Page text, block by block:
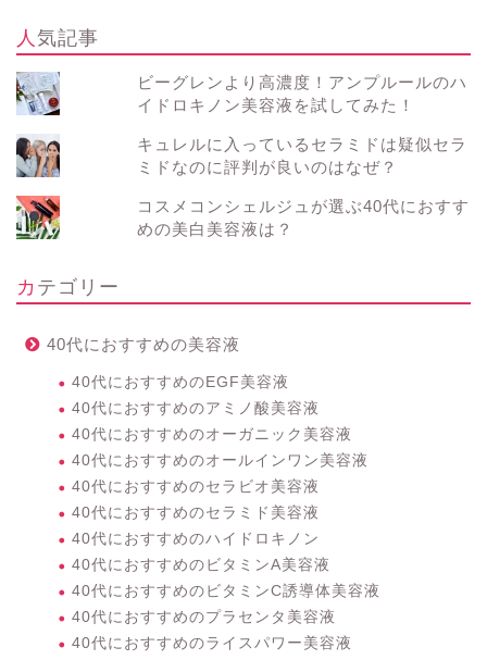
人気記事
ビーグレンより高濃度！アンプルールのハ
イドロキノン美容液を試してみた！
キュレルに入っているセラミドは疑似セラ
ミドなのに評判が良いのはなぜ？
コスメコンシェルジュが選ぶ40代におすす
めの美白美容液は？
カテゴリー
40代におすすめの美容液
40代におすすめのEGF美容液
40代におすすめのアミノ酸美容液
40代におすすめのオーガニック美容液
40代におすすめのオールインワン美容液
40代におすすめのセラビオ美容液
40代におすすめのセラミド美容液
40代におすすめのハイドロキノン
40代におすすめのビタミンA美容液
40代におすすめのビタミンC誘導体美容液
40代におすすめのプラセンタ美容液
40代におすすめのライスパワー美容液